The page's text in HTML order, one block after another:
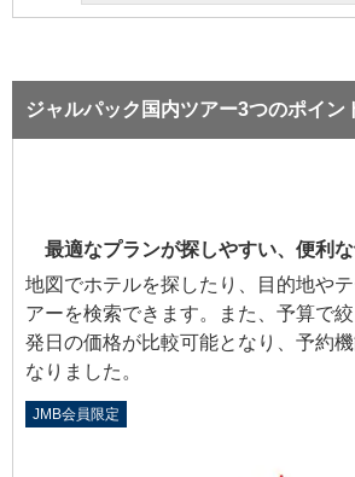
ジャルパック国内ツアー3つのポイン
最適なプランが探しやすい、便利な
地図でホテルを探したり、目的地や
アーを検索できます。また、予算で
発日の価格が比較可能となり、予約
なりました。
JMB会員限定